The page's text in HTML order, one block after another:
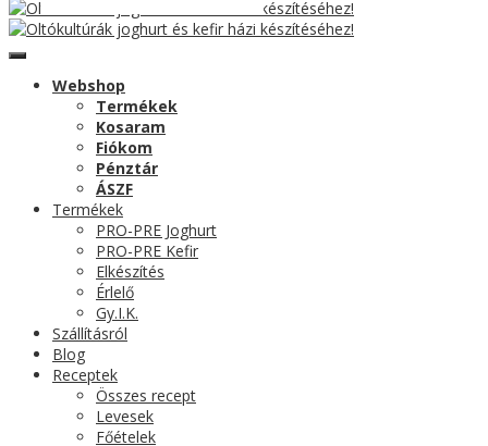
Webshop
Termékek
Kosaram
Fiókom
Pénztár
ÁSZF
Termékek
PRO-PRE Joghurt
PRO-PRE Kefir
Elkészítés
Érlelő
Gy.I.K.
Szállításról
Blog
Receptek
Összes recept
Levesek
Főételek